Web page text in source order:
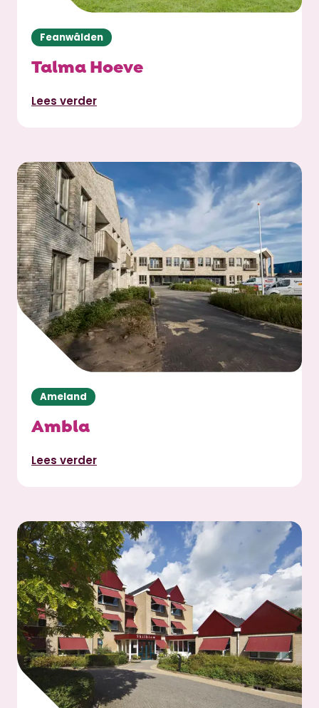
Feanwâlden
Talma Hoeve
Lees verder
Ameland
Ambla
Lees verder